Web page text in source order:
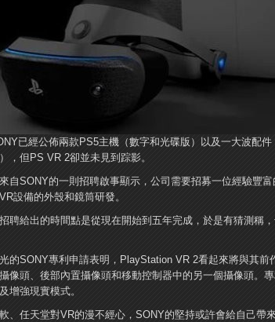
已經公佈兩款PS5主機（數字和光碟版）以及一大波配件
，但PS VR 2卻並未見到踪影。
自SONY的一則招聘啟事顯示，公司需要招募一位經驗豐
設備的外殼和鏡筒研發。
聘給出的時間點是從現在開始到五年完成，於是有猜測稱
的SONY專利申請表明，PlayStation VR 2看起來將與其前
像頭、後部內置攝像頭和移動控制器中的另一個攝像頭。
增強現實模式。
、任天堂對VR的漫不經心，SONY的堅持或許會給自己帶